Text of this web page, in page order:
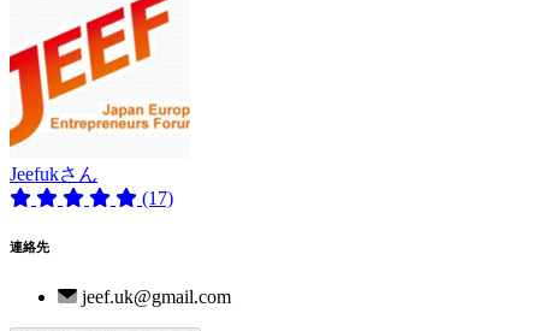
Jeefukさん
(17)
連絡先
jeef.uk@gmail.com